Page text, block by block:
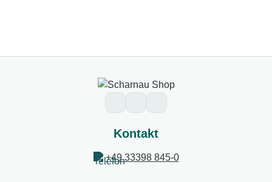
Kontakt
+49 33398 845-0